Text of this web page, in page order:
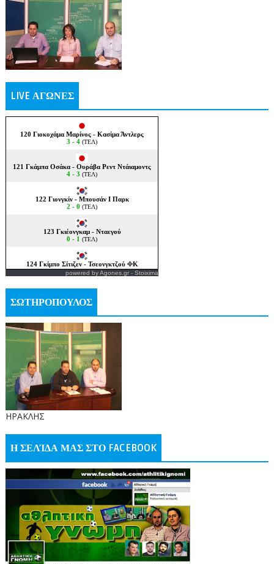
LIVE ΑΓΩΝΕΣ
powered byAgones.gr- Stoixima
ΣΩΤΗΡΟΠΟΥΛΟΣ
ΗΡΑΚΛΗΣ
Η ΣΕΛΊΔΑ ΜΑΣ ΣΤΟ FACEBOOK